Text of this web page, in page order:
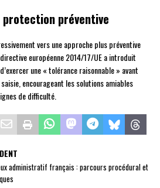
préventive
vers une approche plus préventive
européenne 2014/17/UE a introduit
une « tolérance raisonnable » avant
encourageant les solutions amiables
de difficulté.
administratif français : parcours procédural et